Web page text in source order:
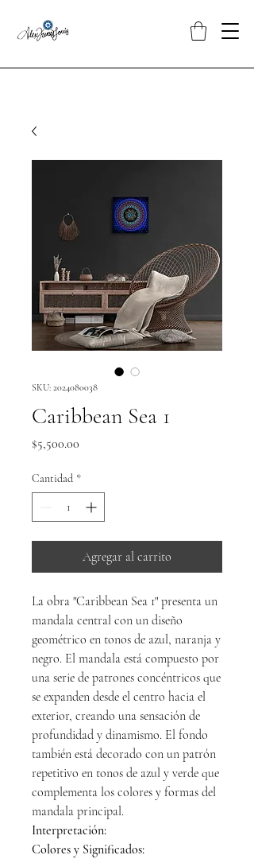
SKU: 2024080038
Caribbean Sea 1
$5,500.00
Cantidad *
Agregar al carrito
La obra "Caribbean Sea 1" presenta un
mandala central con un diseño
geométrico en tonos de azul, naranja y
negro. El mandala está compuesto por
una serie de patrones concéntricos que
se expanden desde el centro hacia el
exterior, creando una sensación de
profundidad y dinamismo. El fondo
también está decorado con un patrón
repetitivo en tonos de azul y verde que
complementa los colores y formas del
mandala principal.
Interpretación:
Colores y Significados: